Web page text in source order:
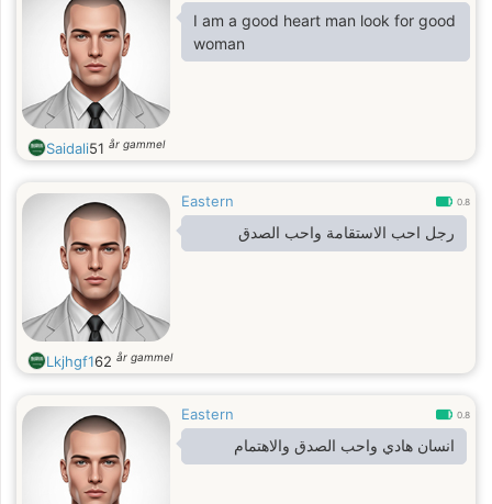
I am a good heart man look for good
woman
Saidali51 år gammel
Eastern 0.8
رجل احب الاستقامة واحب الصدق
Lkjhgf162 år gammel
Eastern 0.8
انسان هادي واحب الصدق والاهتمام